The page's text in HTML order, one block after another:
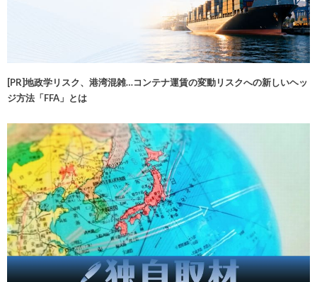
[PR]地政学リスク、港湾混雑…コンテナ運賃の変動リスクへの新しいヘッ
ジ方法「FFA」とは